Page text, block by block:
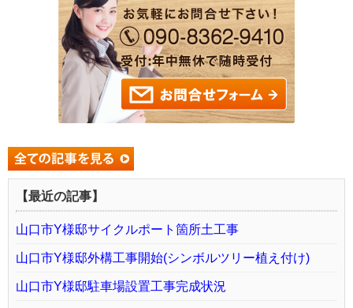
【最近の記事】
山口市Y様邸サイクルポート箇所土工事
山口市Y様邸外構工事開始(シンボルツリー植え付け)
山口市Y様邸駐車場設置工事完成状況